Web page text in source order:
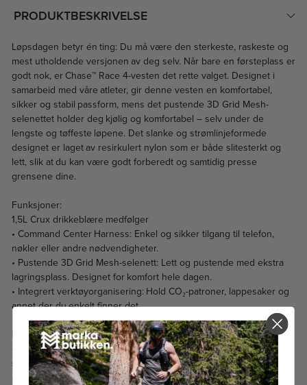
PRODUKTBESKRIVELSE
Løpsdagen betyr én ting: Du må være den sterkeste, raskeste og
mest utholdende versjonen av deg selv. Når bare en førsteplass er
godt nok, er Chase™ Race 4-vesten det rette valget. Designet i
samarbeid med våre atleter, gir denne vesten en komfortabel,
sikker og stabil passform, mens det pustende 3D Grid Mesh-
selenettet holder deg kjølig og komfortabel – selv under de
lengste og tøffeste løpene. Det slanke og strømlinjeformede
designet er laget av resirkulert nylon som er både slitesterkt og
lett, slik at du kan være godt forberedt og samtidig presse
grensene dine.
Funksjoner:
1,5L Crux drikkeblære medfølger
• Command Center Harness: Enkel og sikker tilgang til telefon,
nøkler eller andre nødvendigheter.
• Pustende 3D Grid Mesh-selenett: Lett og pustende med ekstra
lagringsplass. Designet for komfort hele dagen.
• Integrert verktøyorganisering: Hold CO₂-patroner, lappesaker og
annet der du enkelt finner det.
• Elastisk utvidelseslomme: Kast inn eller ta av et ekstra lag med
klær raskt og enkelt.
• Doble justerbare brystremmer: Gir tilpasset passform og økt
stabilitet.
• Plasseres over trøyelommene: Perfekt for langturer hvor all